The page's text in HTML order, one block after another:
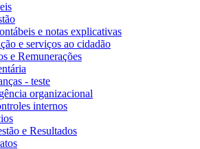
e notas explicativas
e serviços ao cidadão
e Remunerações
- teste
organizacional
internos
e Resultados